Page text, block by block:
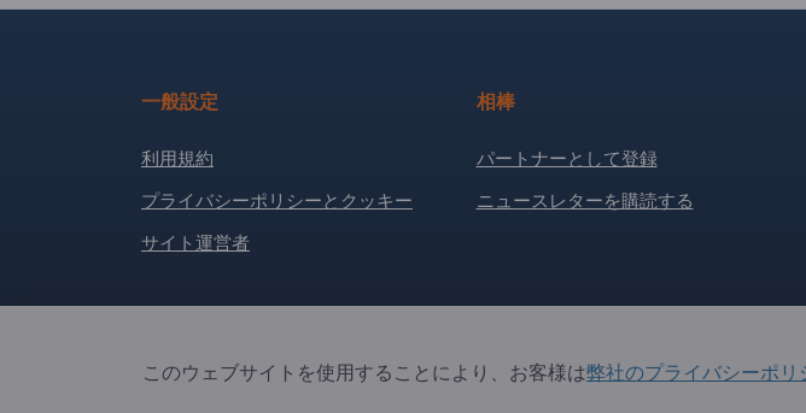
一般設定
利用規約
プライバシーポリシーとクッキー
サイト運営者
相棒
パートナーとして登録
ニュースレターを購読する
Copyright © 2026 Exportpages International GmbH. All Rights Reserved.
このウェブサイトを使用することにより、お客様は弊社のプライバシーポリ